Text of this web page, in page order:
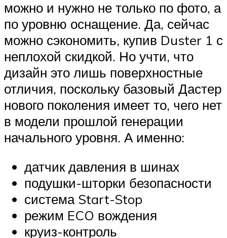
можно и нужно не только по фото, а
по уровню оснащение. Да, сейчас
можно сэкономить, купив Duster 1 с
неплохой скидкой. Но учти, что
дизайн это лишь поверхностные
отличия, поскольку базовый Дастер
нового поколения имеет то, чего нет
в модели прошлой генерации
начального уровня. А именно:
датчик давления в шинах
подушки-шторки безопасности
система Start-Stop
режим ECO вождения
круиз-контроль